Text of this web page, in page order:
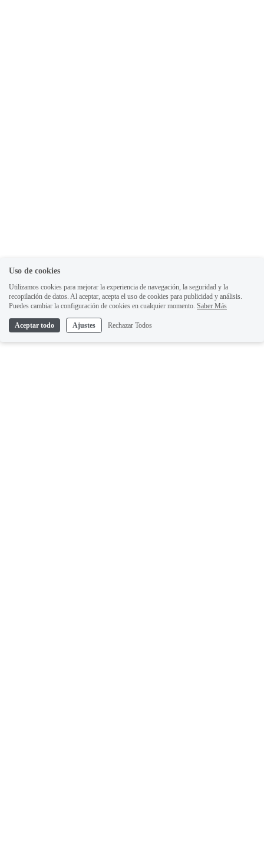
Uso de cookies
Utilizamos cookies para mejorar la experiencia de navegación, la seguridad y la
recopilación de datos. Al aceptar, acepta el uso de cookies para publicidad y análisis.
Puedes cambiar la configuración de cookies en cualquier momento. Saber Más
Aceptar todo Ajustes Rechazar Todos